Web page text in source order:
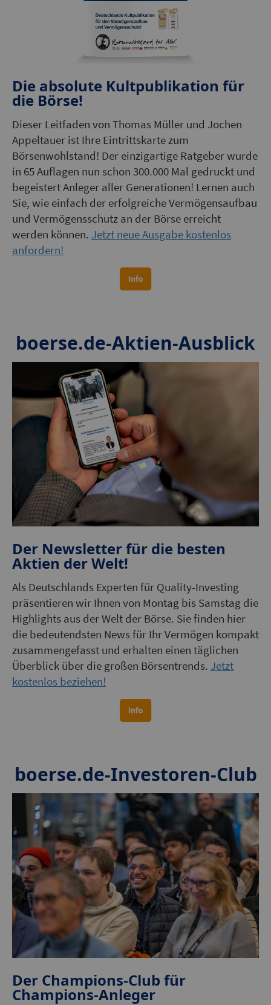
Die absolute Kultpublikation für
die Börse!
Dieser Leitfaden von Thomas Müller und Jochen
Appeltauer ist Ihre Eintrittskarte zum
Börsenwohlstand! Der einzigartige Ratgeber wurde
in 65 Auflagen nun schon 300.000 Mal gedruckt und
begeistert Anleger aller Generationen! Lernen auch
Sie, wie einfach der erfolgreiche Vermögensaufbau
und Vermögensschutz an der Börse erreicht
werden können. Jetzt neue Ausgabe kostenlos
anfordern!
boerse.de-Aktien-Ausblick
Der Newsletter für die besten
Aktien der Welt!
Als Deutschlands Experten für Quality-Investing
präsentieren wir Ihnen von Montag bis Samstag die
Highlights aus der Welt der Börse. Sie finden hier
die bedeutendsten News für Ihr Vermögen kompakt
zusammengefasst und erhalten einen täglichen
Überblick über die großen Börsentrends. Jetzt
kostenlos beziehen!
boerse.de-Investoren-Club
Der Champions-Club für
Champions-Anleger